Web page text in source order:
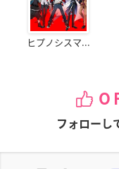
ヒプノシスマ...
フォローし